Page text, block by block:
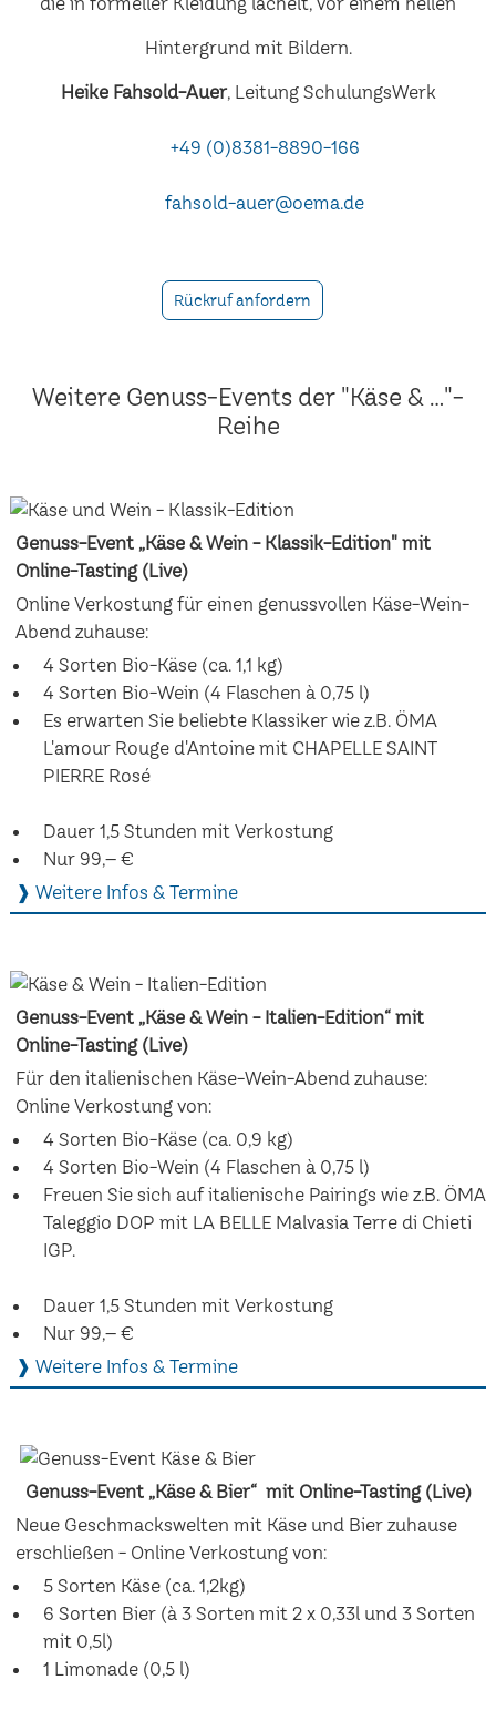
Heike Fahsold-Auer, Leitung SchulungsWerk
+49 (0)8381-8890-166
fahsold-auer@oema.de
Rückruf anfordern
Weitere Genuss-Events der "Käse & ..."-
Reihe
Genuss-Event „Käse & Wein - Klassik-Edition" mit
Online-Tasting (Live)
Online Verkostung für einen genussvollen Käse-Wein-
Abend zuhause:
4 Sorten Bio-Käse (ca. 1,1 kg)
4 Sorten Bio-Wein (4 Flaschen à 0,75 l)
Es erwarten Sie beliebte Klassiker wie z.B. ÖMA
L'amour Rouge d'Antoine mit CHAPELLE SAINT
PIERRE Rosé
Dauer 1,5 Stunden mit Verkostung
Nur 99,– €
❱ Weitere Infos & Termine
Genuss-Event „Käse & Wein - Italien-Edition“ mit
Online-Tasting (Live)
Für den italienischen Käse-Wein-Abend zuhause:
Online Verkostung von:
4 Sorten Bio-Käse (ca. 0,9 kg)
4 Sorten Bio-Wein (4 Flaschen à 0,75 l)
Freuen Sie sich auf italienische Pairings wie z.B. ÖMA
Taleggio DOP mit LA BELLE Malvasia Terre di Chieti
IGP.
Dauer 1,5 Stunden mit Verkostung
Nur 99,– €
❱ Weitere Infos & Termine
Genuss-Event „Käse & Bier“ mit Online-Tasting (Live)
Neue Geschmackswelten mit Käse und Bier zuhause
erschließen - Online Verkostung von:
5 Sorten Käse (ca. 1,2kg)
6 Sorten Bier (à 3 Sorten mit 2 x 0,33l und 3 Sorten
mit 0,5l)
1 Limonade (0,5 l)